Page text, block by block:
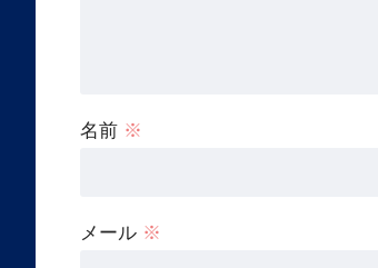
名前 ※
メール ※